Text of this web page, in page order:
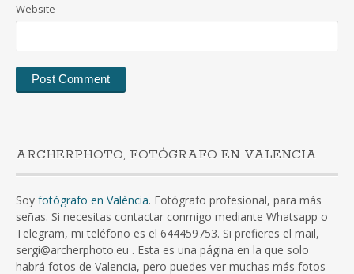
Website
ARCHERPHOTO, FOTÓGRAFO EN VALENCIA
Soy fotógrafo en València. Fotógrafo profesional, para más
señas. Si necesitas contactar conmigo mediante Whatsapp o
Telegram, mi teléfono es el 644459753. Si prefieres el mail,
sergi@archerphoto.eu . Esta es una página en la que solo
habrá fotos de Valencia, pero puedes ver muchas más fotos